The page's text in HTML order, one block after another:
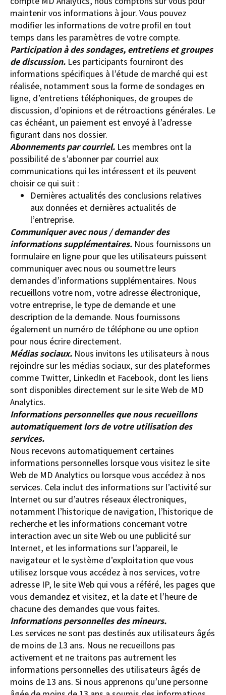
maintenir vos informations à jour. Vous pouvez
modifier les informations de votre profil en tout
temps dans les paramètres de votre compte.
Participation à des sondages, entretiens et groupes
de discussion. Les participants fourniront des
informations spécifiques à l’étude de marché qui est
réalisée, notamment sous la forme de sondages en
ligne, d’entretiens téléphoniques, de groupes de
discussion, d’opinions et de rétroactions générales. Le
cas échéant, un paiement est envoyé à l’adresse
figurant dans nos dossier.
Abonnements par courriel. Les membres ont la
possibilité de s’abonner par courriel aux
communications qui les intéressent et ils peuvent
choisir ce qui suit :
Dernières actualités des conclusions relatives
aux données et dernières actualités de
l’entreprise.
Communiquer avec nous / demander des
informations supplémentaires. Nous fournissons un
formulaire en ligne pour que les utilisateurs puissent
communiquer avec nous ou soumettre leurs
demandes d’informations supplémentaires. Nous
recueillons votre nom, votre adresse électronique,
votre entreprise, le type de demande et une
description de la demande. Nous fournissons
également un numéro de téléphone ou une option
pour nous écrire directement.
Médias sociaux. Nous invitons les utilisateurs à nous
rejoindre sur les médias sociaux, sur des plateformes
comme Twitter, LinkedIn et Facebook, dont les liens
sont disponibles directement sur le site Web de MD
Analytics.
Informations personnelles que nous recueillons
automatiquement lors de votre utilisation des
services.
Nous recevons automatiquement certaines
informations personnelles lorsque vous visitez le site
Web de MD Analytics ou lorsque vous accédez à nos
services. Cela inclut des informations sur l’activité sur
Internet ou sur d’autres réseaux électroniques,
notamment l’historique de navigation, l’historique de
recherche et les informations concernant votre
interaction avec un site Web ou une publicité sur
Internet, et les informations sur l’appareil, le
navigateur et le système d’exploitation que vous
utilisez lorsque vous accédez à nos services, votre
adresse IP, le site Web qui vous a référé, les pages que
vous demandez et visitez, et la date et l’heure de
chacune des demandes que vous faites.
Informations personnelles des mineurs.
Les services ne sont pas destinés aux utilisateurs âgés
de moins de 13 ans. Nous ne recueillons pas
activement et ne traitons pas autrement les
informations personnelles des utilisateurs âgés de
moins de 13 ans. Si nous apprenons qu’une personne